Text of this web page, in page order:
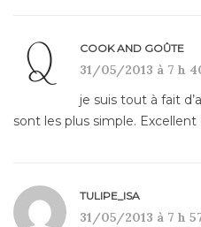
COOK AND GOÛTE
31/05/2013 à 7 h
je suis tout à fait
sont les plus simple.
TULIPE_ISA
31/05/2013 à 7 h